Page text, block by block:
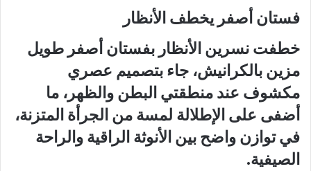
فستان أصفر يخطف الأنظار
خطفت نسرين الأنظار بفستانأصفر طويل
مزين بالكرانيش، جاء بتصميم عصري
مكشوف عند منطقتي البطن والظهر، ما
أضفى على الإطلالة لمسة من الجرأة المتزنة،
في توازن واضح بينالأنوثة الراقيةوالراحة
الصيفية.